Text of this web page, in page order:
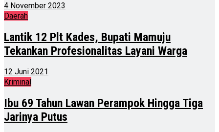
4 November 2023
Daerah
Lantik 12 Plt Kades, Bupati Mamuju
Tekankan Profesionalitas Layani Warga
12 Juni 2021
Kriminal
Ibu 69 Tahun Lawan Perampok Hingga Tiga
Jarinya Putus